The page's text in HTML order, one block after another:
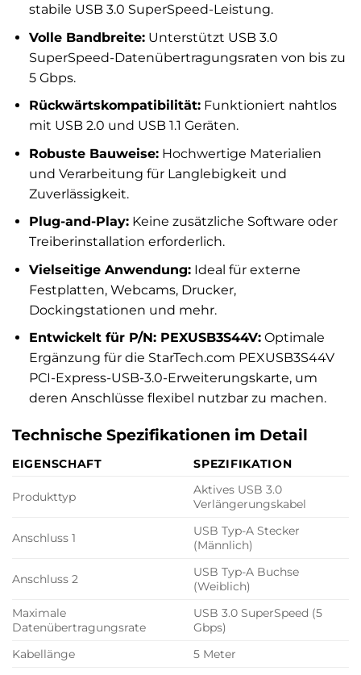
stabile USB 3.0 SuperSpeed-Leistung.
Volle Bandbreite:Unterstützt USB 3.0
SuperSpeed-Datenübertragungsraten von bis zu
5 Gbps.
Rückwärtskompatibilität:Funktioniert nahtlos
mit USB 2.0 und USB 1.1 Geräten.
Robuste Bauweise:Hochwertige Materialien
und Verarbeitung für Langlebigkeit und
Zuverlässigkeit.
Plug-and-Play:Keine zusätzliche Software oder
Treiberinstallation erforderlich.
Vielseitige Anwendung:Ideal für externe
Festplatten, Webcams, Drucker,
Dockingstationen und mehr.
Entwickelt für P/N: PEXUSB3S44V:Optimale
Ergänzung für die StarTech.com PEXUSB3S44V
PCI-Express-USB-3.0-Erweiterungskarte, um
deren Anschlüsse flexibel nutzbar zu machen.
Technische Spezifikationen im Detail
EIGENSCHAFT SPEZIFIKATION
Produkttyp
Aktives USB 3.0
Verlängerungskabel
Anschluss 1
USB Typ-A Stecker
(Männlich)
Anschluss 2
USB Typ-A Buchse
(Weiblich)
Maximale
Datenübertragungsrate
USB 3.0 SuperSpeed (5
Gbps)
Kabellänge
5 Meter